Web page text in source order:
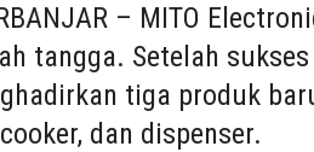
– MITO
tangga. Setelah
tiga produk
dan dispenser.